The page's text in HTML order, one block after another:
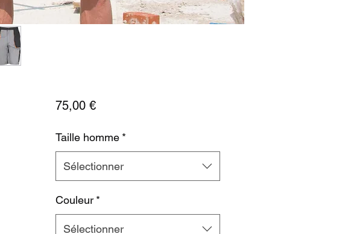
75,00 €Prix
Taille homme *
Sélectionner
Couleur *
Sélectionner